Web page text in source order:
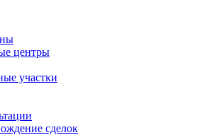
центры
участки
сделок